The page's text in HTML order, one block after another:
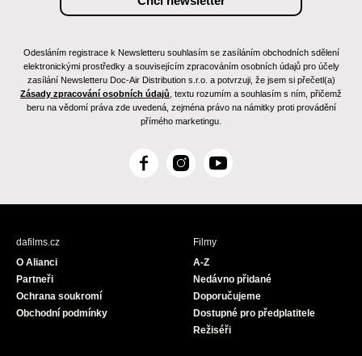
Odesláním registrace k Newsletteru souhlasím se zasíláním obchodních sdělení
elektronickými prostředky a souvisejícím zpracováním osobních údajů pro účely
zasílání Newsletteru Doc-Air Distribution s.r.o. a potvrzuji, že jsem si přečetl(a)
Zásady zpracování osobních údajů , textu rozumím a souhlasím s ním, přičemž
beru na vědomí práva zde uvedená, zejména právo na námitky proti provádění
přímého marketingu.
F
c
I
s
Y
u
dafilms.cz
O Alianci
Partneři
Ochrana soukromí
Obchodní podmínky
Filmy
A-Z
Nedávno přidané
Doporučujeme
Dostupné pro předplatitele
Režiséři